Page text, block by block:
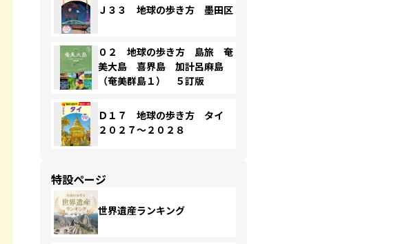
Ｊ３３ 地球の歩き方 墨田区
０２ 地球の歩き方 島旅 奄
美大島 喜界島 加計呂麻島
（奄美群島１） ５訂版
Ｄ１７ 地球の歩き方 タイ
２０２７～２０２８
特設ページ
世界遺産ランキング